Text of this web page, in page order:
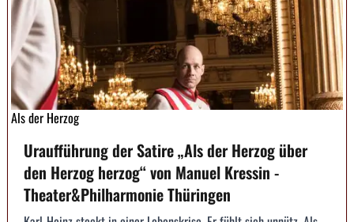
Als der Herzog
Uraufführung der Satire „Als der Herzog über
den Herzog herzog“ von Manuel Kressin -
Theater&Philharmonie Thüringen